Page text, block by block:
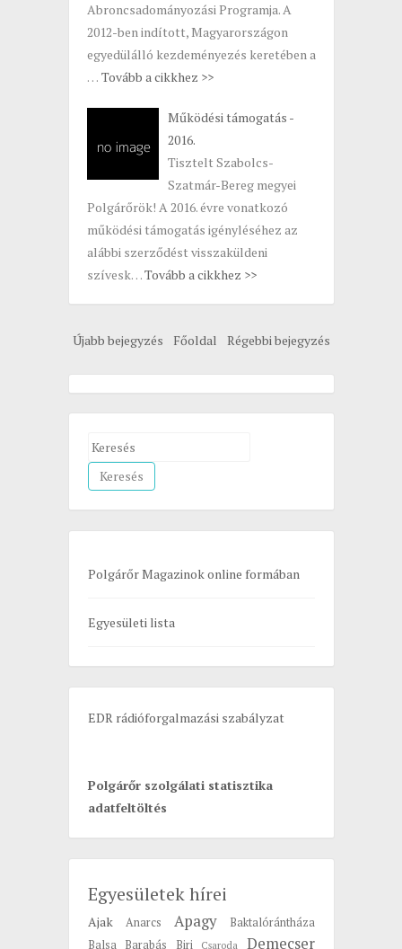
Abroncsadományozási Programja. A
2012-ben indított, Magyarországon
egyedülálló kezdeményezés keretében a
… Tovább a cikkhez >>
Működési támogatás -
2016.
Tisztelt Szabolcs-
Szatmár-Bereg megyei
Polgárőrök! A 2016. évre vonatkozó
működési támogatás igényléséhez az
alábbi szerződést visszaküldeni
szívesk…Tovább a cikkhez >>
Újabb bejegyzés Régebbi bejegyzés
Főoldal
S
e
a
r
c
f
r
Polgárőr Magazinok online formában
Egyesületi lista
EDR rádióforgalmazási szabályzat
Polgárőr szolgálati statisztika
adatfeltöltés
Egyesületek hírei
Ajak Anarcs Apagy
Baktalórántháza
Balsa
Barabás Biri Csaroda Demecser